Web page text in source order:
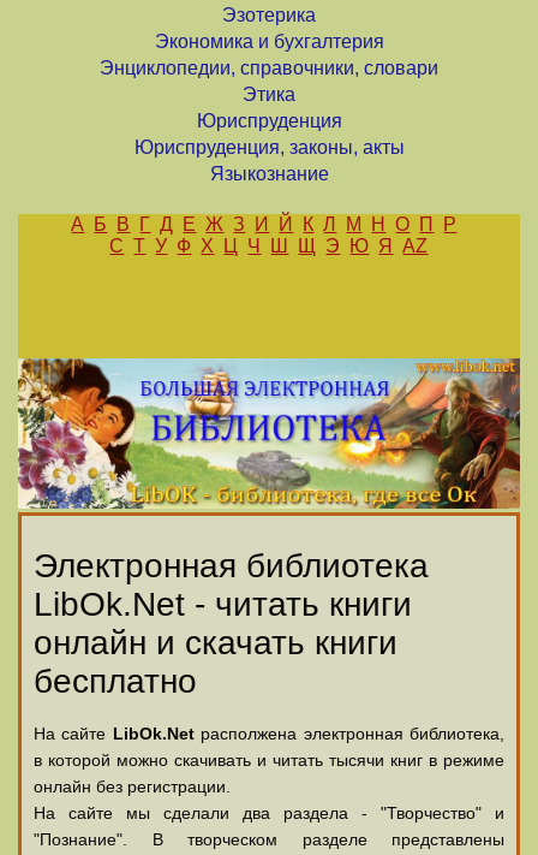
Эзотерика
Экономика и бухгалтерия
Энциклопедии, справочники, словари
Этика
Юриспруденция
Юриспруденция, законы, акты
Языкознание
А Б В Г Д Е Ж З И Й К Л М Н О П
Р
С Т У Ф Х Ц Ч Ш Щ Э Ю Я AZ
Электронная библиотека
LibOk.Net - читать книги
онлайн и скачать книги
бесплатно
На сайте LibOk.Netрасполжена электронная библиотека,
в которой можно скачивать и читать тысячи книг в режиме
онлайн без регистрации.
На сайте мы сделали два раздела - "Творчество" и
"Познание". В творческом разделе представлены